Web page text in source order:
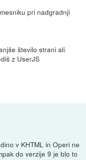
pri nadgradnji
število strani ali
z UserJS
v KHTML in Operi ne
do verzije 9 je blo to